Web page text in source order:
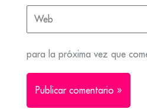
para la próxima vez que